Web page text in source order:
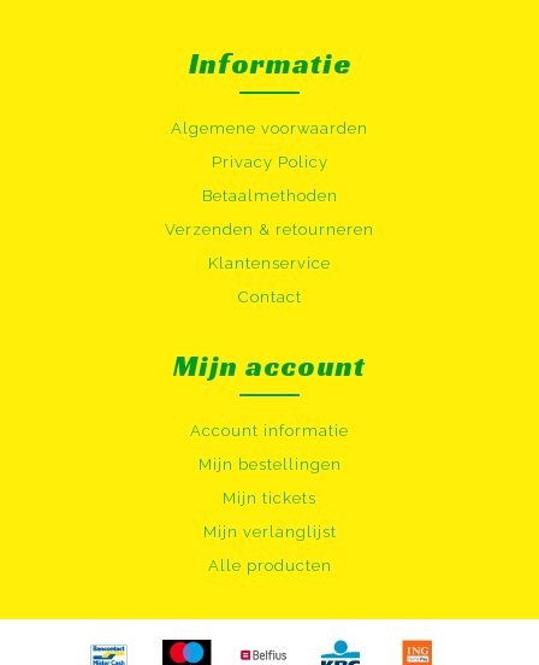
Informatie
Algemene voorwaarden
Privacy Policy
Betaalmethoden
Verzenden & retourneren
Klantenservice
Contact
Mijn account
Account informatie
Mijn bestellingen
Mijn tickets
Mijn verlanglijst
Alle producten